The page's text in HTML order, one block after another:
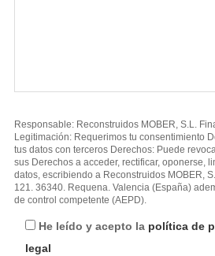
Responsable: Reconstruidos MOBER, S.L.
Legitimación: Requerimos tu consentimiento
tus datos con terceros Derechos: Puede
sus Derechos a acceder, rectificar, oponerse,
datos, escribiendo a Reconstruidos MOBER,
121. 36340. Requena. Valencia (España)
de control competente (AEPD).
He leído y acepto la política de
legal